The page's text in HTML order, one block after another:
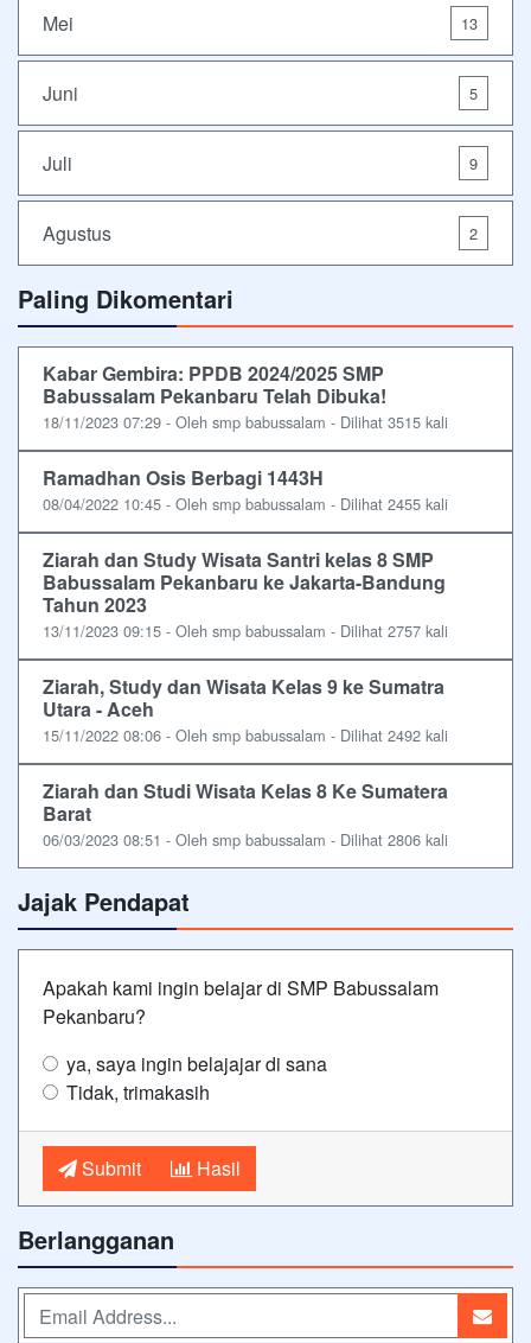
Mei 13
Juni 5
Juli 9
Agustus 2
Paling Dikomentari
Kabar Gembira: PPDB 2024/2025 SMP
Babussalam Pekanbaru Telah Dibuka!
18/11/2023 07:29 - Oleh smp babussalam - Dilihat 3515 kali
Ramadhan Osis Berbagi 1443H
08/04/2022 10:45 - Oleh smp babussalam - Dilihat 2455 kali
Ziarah dan Study Wisata Santri kelas 8 SMP
Babussalam Pekanbaru ke Jakarta-Bandung
Tahun 2023
13/11/2023 09:15 - Oleh smp babussalam - Dilihat 2757 kali
Ziarah, Study dan Wisata Kelas 9 ke Sumatra
Utara - Aceh
15/11/2022 08:06 - Oleh smp babussalam - Dilihat 2492 kali
Ziarah dan Studi Wisata Kelas 8 Ke Sumatera
Barat
06/03/2023 08:51 - Oleh smp babussalam - Dilihat 2806 kali
Jajak Pendapat
Apakah kami ingin belajar di SMP Babussalam
Pekanbaru?
ya, saya ingin belajajar di sana
Tidak, trimakasih
Submit Hasil
Berlangganan